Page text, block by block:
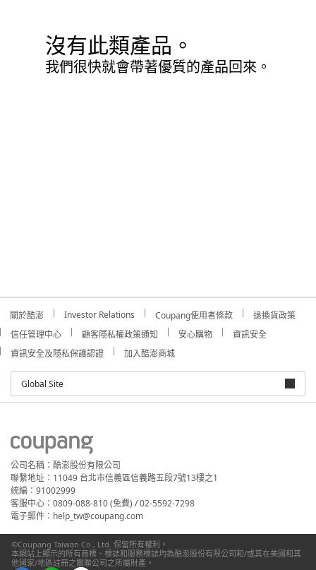
沒有此類產品。
我們很快就會帶著優質的產品回來。
關於酷澎 Investor Relations Coupang使用者條款
退換貨政策
信任管理中心
顧客隱私權政策通知 安心購物
資訊安全
資訊安全及隱私保護認證
加入酷澎商城
Global Site
公司名稱：酷澎股份有限公司
聯繫地址：11049 台北市信義區信義路五段7號13樓之1
統編：91002999
客服中心：0809-088-810 (免費) / 02-5592-7298
電子郵件：help_tw@coupang.com
©Coupang Taiwan Co., Ltd. 保留所有權利。
本網站上顯示的所有商標、標誌和服務標誌均為酷澎股份有限公司和/或其在美國和其
他國家/地區註冊之關聯公司之所屬財產。